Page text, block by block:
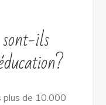
ils
plus de 10.000